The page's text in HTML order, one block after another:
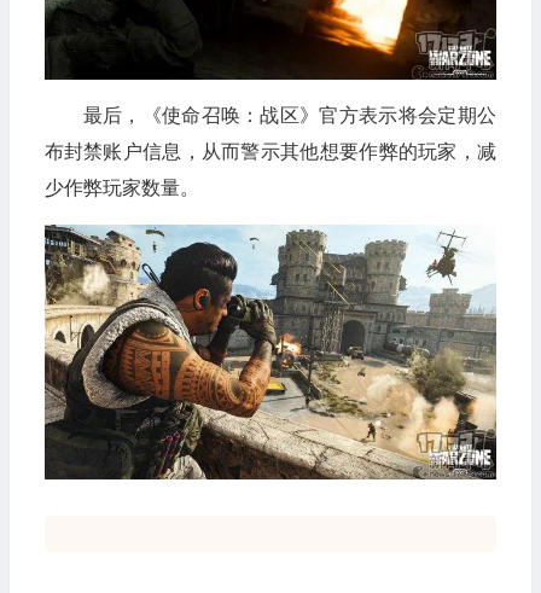
最后，《使命召唤：战区》官方表示将会定期公
布封禁账户信息，从而警示其他想要作弊的玩家，减
少作弊玩家数量。